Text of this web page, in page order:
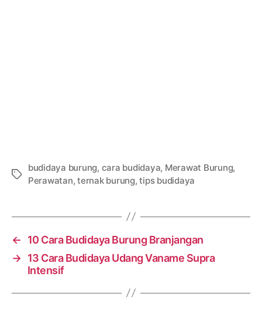
Tags
budidaya burung, cara budidaya, Merawat Burung,
Perawatan,ternak burung,tips budidaya
←
10 Cara Budidaya Burung Branjangan
→ 13 Cara Budidaya Udang Vaname Supra
Intensif